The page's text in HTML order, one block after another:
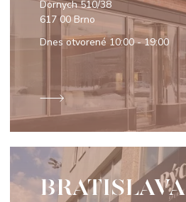
Dornych 510/38
617 00 Brno
Dnes otvorené 10:00 - 19:00
BRATISLAVA